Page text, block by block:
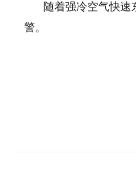
随着强冷空气快
警。